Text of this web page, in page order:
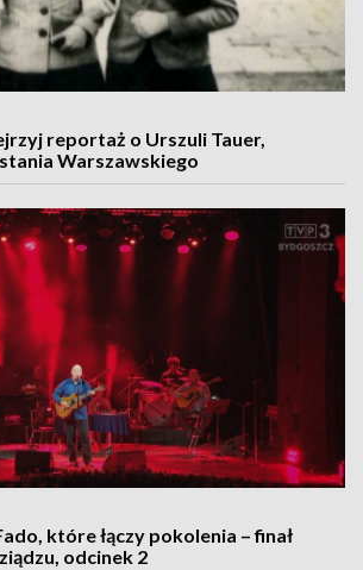
reportaż o Urszuli Tauer,
Warszawskiego
które łączy pokolenia – finał
odcinek 2